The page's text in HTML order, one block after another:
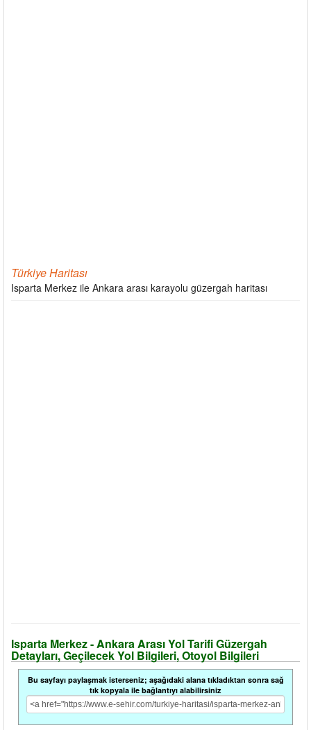
Türkiye Haritası
Isparta Merkez ile Ankara arası karayolu güzergah haritası
Isparta Merkez - Ankara Arası Yol Tarifi Güzergah
Detayları, Geçilecek Yol Bilgileri, Otoyol Bilgileri
Bu sayfayı paylaşmak isterseniz; aşağıdaki alana tıkladıktan sonra sağ
tık kopyala ile bağlantıyı alabilirsiniz